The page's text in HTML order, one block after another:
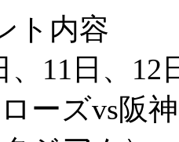
ト内容
、11日、
ーズvs阪